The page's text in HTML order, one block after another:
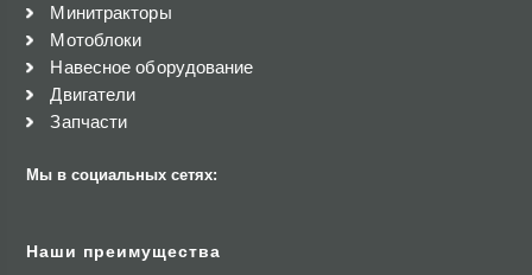
Минитракторы
Мотоблоки
Навесное оборудование
Двигатели
Запчасти
Мы в социальных сетях:
Наши преимущества